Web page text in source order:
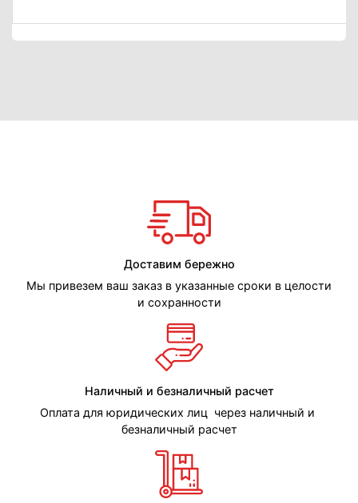
Доставим бережно
Мы привезем ваш заказ в указанные сроки в целости
и сохранности
Наличный и безналичный расчет
Оплата для юридических лиц через наличный и
безналичный расчет